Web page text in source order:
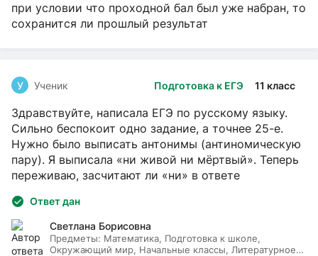
при условии что проходной бал был уже набран, то
сохранится ли прошлый результат
Подготовка к ЕГЭ 11 класс
У Ученик
Здравствуйте, написала ЕГЭ по русскому языку.
Сильно беспокоит одно задание, а точнее 25-е.
Нужно было выписать антонимы (антиномическую
пару). Я выписала «ни живой ни мёртвый». Теперь
переживаю, засчитают ли «ни» в ответе
Ответ дан
Светлана Борисовна
Предметы: Математика, Подготовка к школе,
Окружающий мир, Начальные классы, Литературное